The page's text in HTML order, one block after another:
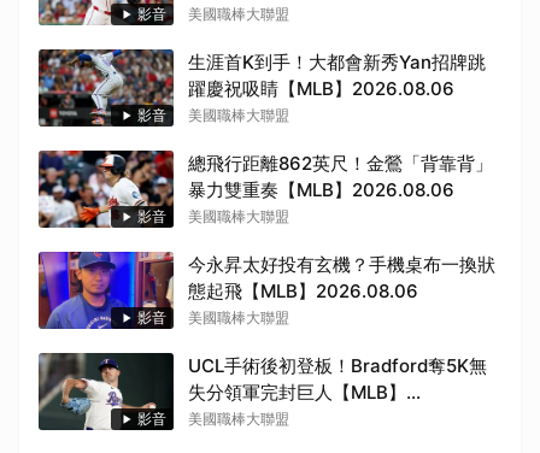
影音 美國職棒大聯盟
影音
生涯首K到手！大都會新秀Yan招牌跳
躍慶祝吸睛【MLB】2026.08.06
美國職棒大聯盟
影音
總飛行距離862英尺！金鶯「背靠背」
暴力雙重奏【MLB】2026.08.06
美國職棒大聯盟
影音
今永昇太好投有玄機？手機桌布一換狀
態起飛【MLB】2026.08.06
美國職棒大聯盟
影音
UCL手術後初登板！Bradford奪5K無
失分領軍完封巨人【MLB】
2026.08.06
美國職棒大聯盟